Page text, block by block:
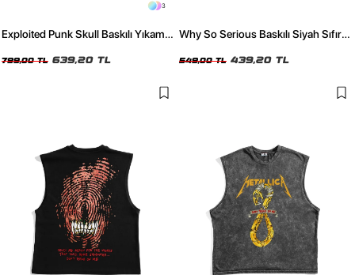
3
Exploited Punk Skull Baskılı Yıkamalı
799,00 TL 639,20 TL
Why So Serious Baskılı Siyah Sıfır
549,00 TL 439,20 TL